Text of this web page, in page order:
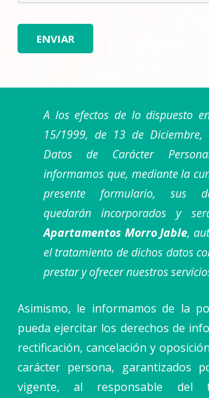
A los efectos de lo dispuesto
15/1999, de 13 de Diciembre,
Datos de Carácter
informamos que, mediante la
presente formulario, sus
quedarán incorporados y
Apartamentos Morro Jable,
el tratamiento de dichos datos
prestar y ofrecer nuestros
Asimismo, le informamos de la
pueda ejercitar los derechos de
rectificación, cancelación y
carácter persona, garantizados
vigente, al responsable del